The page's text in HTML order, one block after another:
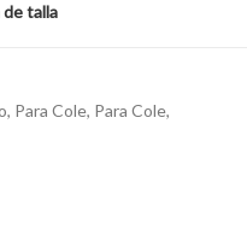
de talla
, Para Cole, Para Cole,